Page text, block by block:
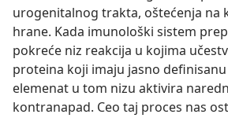
urogenitalnog trakta, oštećenja na
hrane. Kada imunološki sistem
pokreće niz reakcija u kojima
proteina koji imaju jasno definisanu
elemenat u tom nizu aktivira
kontranapad. Ceo taj proces nas